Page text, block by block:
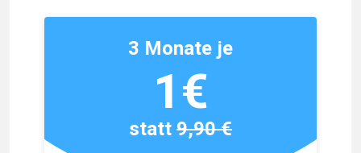
3 Monate je
1€
statt9,90 €